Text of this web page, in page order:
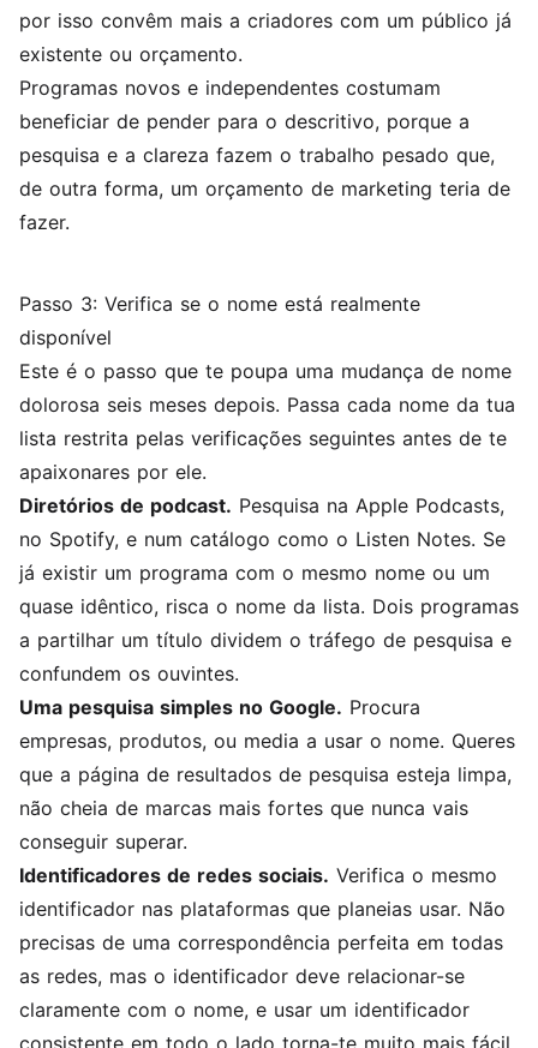
por isso convêm mais a criadores com um público já
existente ou orçamento.
Programas novos e independentes costumam
beneficiar de pender para o descritivo, porque a
pesquisa e a clareza fazem o trabalho pesado que,
de outra forma, um orçamento de marketing teria de
fazer.
Passo 3: Verifica se o nome está realmente
disponível
Este é o passo que te poupa uma mudança de nome
dolorosa seis meses depois. Passa cada nome da tua
lista restrita pelas verificações seguintes antes de te
apaixonares por ele.
Diretórios de podcast. Pesquisa na Apple Podcasts,
no Spotify, e num catálogo como o Listen Notes. Se
já existir um programa com o mesmo nome ou um
quase idêntico, risca o nome da lista. Dois programas
a partilhar um título dividem o tráfego de pesquisa e
confundem os ouvintes.
Uma pesquisa simples no Google. Procura
empresas, produtos, ou media a usar o nome. Queres
que a página de resultados de pesquisa esteja limpa,
não cheia de marcas mais fortes que nunca vais
conseguir superar.
Identificadores de redes sociais. Verifica o mesmo
identificador nas plataformas que planeias usar. Não
precisas de uma correspondência perfeita em todas
as redes, mas o identificador deve relacionar-se
claramente com o nome, e usar um identificador
consistente em todo o lado torna-te muito mais fácil